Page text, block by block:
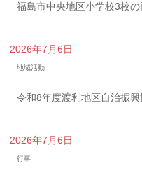
福島市中央地区小学校3校
2026年7月6日
地域活動
令和8年度渡利地区自治振
2026年7月6日
行事